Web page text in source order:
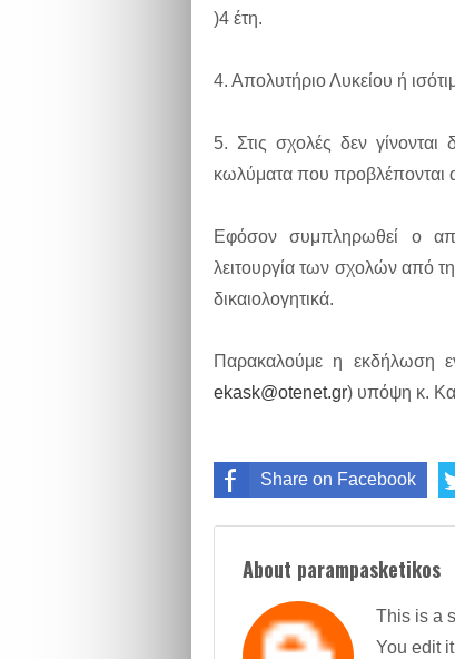
)4 έτη.
4. Απολυτήριο Λυκείου ή
5. Στις σχολές δεν
κωλύματα που προβλέπονται
Εφόσον συμπληρωθεί ο
λειτουργία των σχολών από
δικαιολογητικά.
Παρακαλούμε η εκδήλωση
ekask@otenet.gr) υπόψη κ.
Share on Facebook
About parampasketikos
This is a
You edit